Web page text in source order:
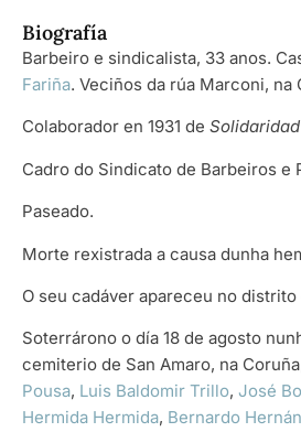
Biografía
Barbeiro e sindicalista, 33 anos.
Fariña. Veciños da rúa Marconi, na
Colaborador en 1931 de
Cadro do Sindicato de Barbeiros e
Paseado.
Morte rexistrada a causa dunha
O seu cadáver apareceu no
Soterrárono o día 18 de agosto
cemiterio de San Amaro, na
Pousa, Luis Baldomir Trillo, José
Hermida Hermida, Bernardo